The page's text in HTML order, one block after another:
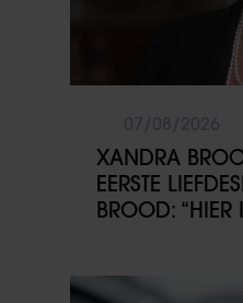
XANDRA
EERSTE
BROOD: “HIER